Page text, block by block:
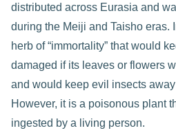
distributed across Eurasia and
during the Meiji and Taisho eras.
herb of “immortality” that would
damaged if its leaves or flowers
and would keep evil insects
However, it is a poisonous plant
ingested by a living person.